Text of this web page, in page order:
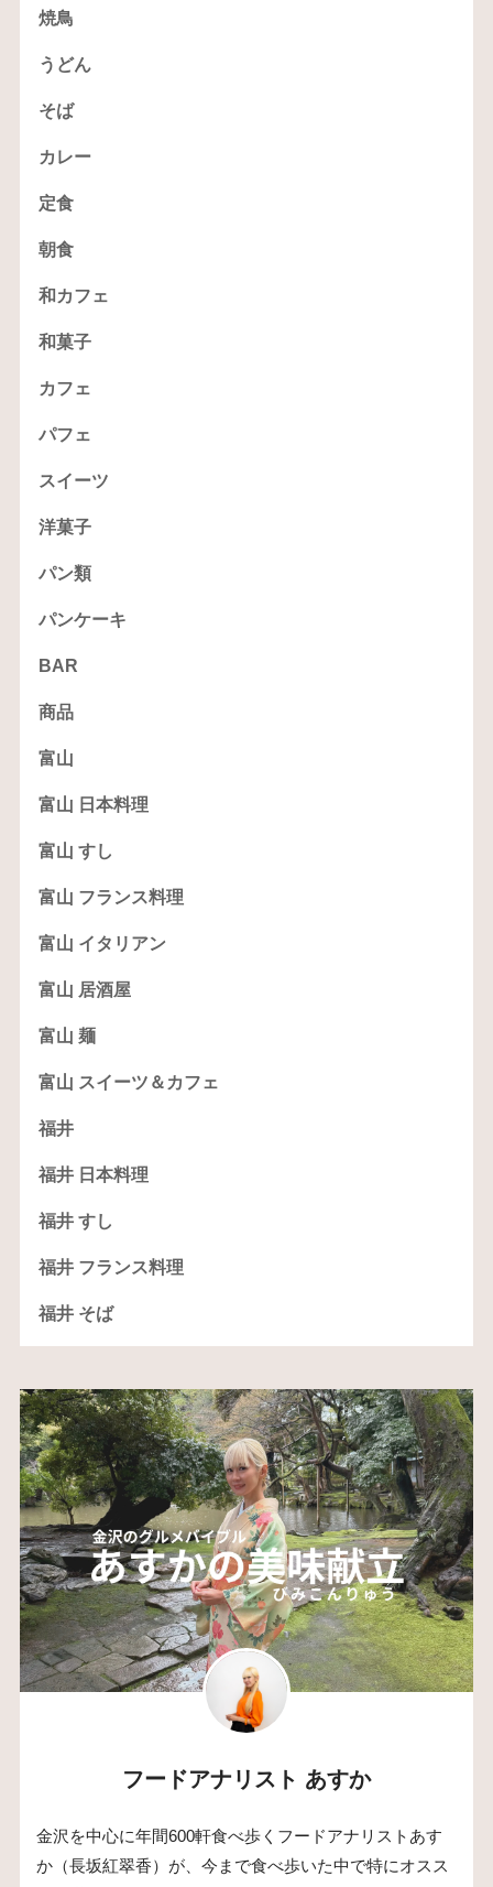
焼鳥
うどん
そば
カレー
定食
朝食
和カフェ
和菓子
カフェ
パフェ
スイーツ
洋菓子
パン類
パンケーキ
BAR
商品
富山
富山 日本料理
富山 すし
富山 フランス料理
富山 イタリアン
富山 居酒屋
富山 麺
富山 スイーツ＆カフェ
福井
福井 日本料理
福井 すし
福井 フランス料理
福井 そば
フードアナリスト あすか
金沢を中心に年間600軒食べ歩くフードアナリストあす
か（長坂紅翠香）が、今まで食べ歩いた中で特にオスス